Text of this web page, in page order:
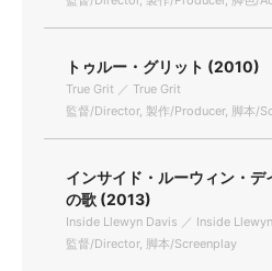
トゥルー・グリット (2010)
True Grit ／ True Grit
監督/Director, 製作/Producer, 脚本/
インサイド・ルーウィン・
の歌 (2013)
Inside Llewyn Davis ／ Inside
監督/Director, 脚本/Screenplay